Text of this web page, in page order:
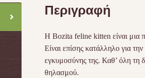
Περιγραφή
Η Bozita feline kitten είναι μια
Είναι επίσης κατάλληλο για
εγκυμοσύνης της. Καθ’ όλη τη
θηλασμού.